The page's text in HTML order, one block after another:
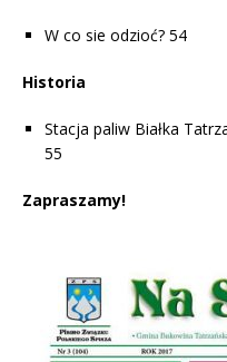
W co sie odzioć? 54
Historia
Stacja paliw Białka
55
Zapraszamy!